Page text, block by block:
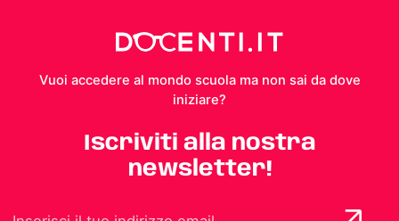
Vuoi accedere al mondo scuola ma non sai da dove
iniziare?
Iscriviti alla nostra
newsletter!